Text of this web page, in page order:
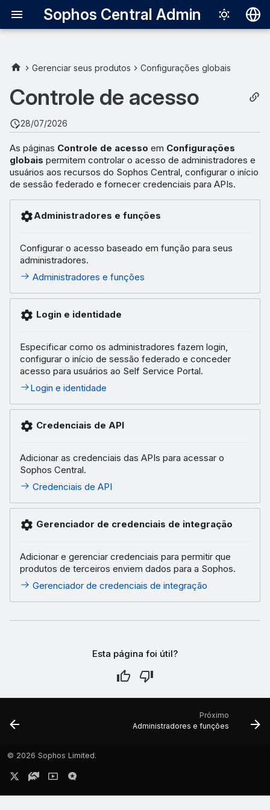
Sophos Central Admin
English
Italiano
日本語
한국어
Gerenciar seus produtos Configurações globais
Controle de acesso
28/07/2026
As páginas Controle de acesso em Configurações
globais permitem controlar o acesso de administradores e
usuários aos recursos do Sophos Central, configurar o início
de sessão federado e fornecer credenciais para APIs.
Administradores e funções
Configurar o acesso baseado em função para seus
administradores.
Administradores e funções
Login e identidade
Especificar como os administradores fazem login,
configurar o início de sessão federado e conceder
acesso para usuários ao Self Service Portal.
Login e identidade
Credenciais de API
Adicionar as credenciais das APIs para acessar o
Sophos Central.
Credenciais de API
Gerenciador de credenciais de integração
Adicionar e gerenciar credenciais para permitir que
produtos de terceiros enviem dados para a Sophos.
Gerenciador de credenciais de integração
Esta página foi útil?
Próximo
Administradores e funções
© 2026 Sophos Limited.